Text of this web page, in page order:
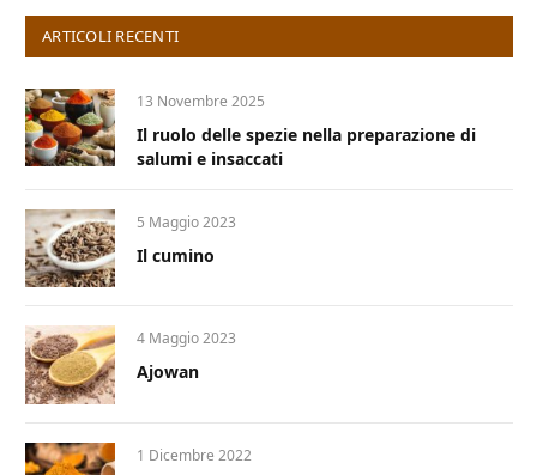
ARTICOLI RECENTI
13 Novembre 2025
Il ruolo delle spezie nella preparazione di
salumi e insaccati
5 Maggio 2023
Il cumino
4 Maggio 2023
Ajowan
1 Dicembre 2022